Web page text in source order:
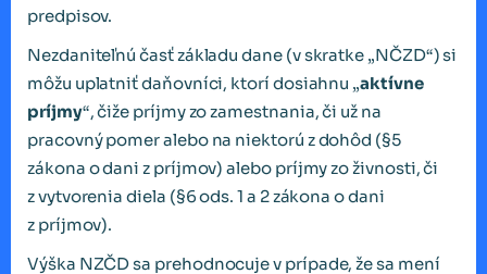
predpisov.
Nezdaniteľnú časť základu dane (v skratke „NČZD“) si
môžu uplatniť daňovníci, ktorí dosiahnu „aktívne
príjmy“, čiže príjmy zo zamestnania, či už na
pracovný pomer alebo na niektorú z dohôd (§5
zákona o dani z príjmov) alebo príjmy zo živnosti, či
z vytvorenia diela (§6 ods. 1 a 2 zákona o dani
z príjmov).
Výška NZČD sa prehodnocuje v prípade, že sa mení